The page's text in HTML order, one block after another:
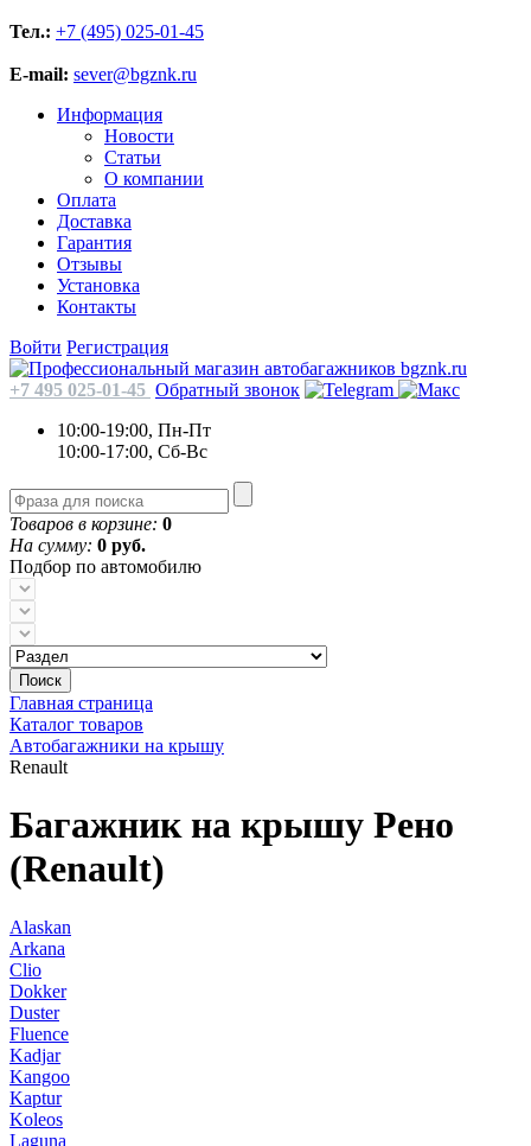
Тел.: +7 (495) 025-01-45
E-mail: sever@bgznk.ru
Информация
Новости
Статьи
О компании
Оплата
Доставка
Гарантия
Отзывы
Установка
Контакты
Войти Регистрация
+7 495 025-01-45 Обратный звонок
10:00-19:00, Пн-Пт
10:00-17:00, Сб-Вс
Товаров в корзине: 0
На сумму: 0 руб.
Подбор по автомобилю
Поиск
Главная страница
Каталог товаров
Автобагажники на крышу
Renault
Багажник на крышу Рено
(Renault)
Alaskan
Arkana
Clio
Dokker
Duster
Fluence
Kadjar
Kangoo
Kaptur
Koleos
Laguna